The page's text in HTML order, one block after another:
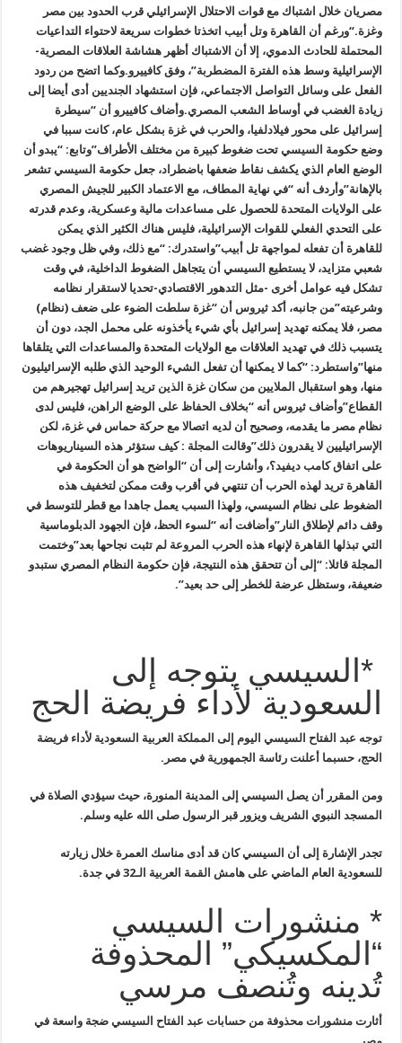
مصريان خلال اشتباك مع قوات الاحتلال الإسرائيلي قرب الحدود بين مصر
وغزة.
“ورغم أن القاهرة وتل أبيب اتخذتا خطوات سريعة لاحتواء التداعيات
المحتملة للحادث الدموي، إلا أن الاشتباك أظهر هشاشة العلاقات المصرية-
الإسرائيلية وسط هذه الفترة المضطربة”، وفق كافييرو.وكما اتضح من ردود
الفعل على وسائل التواصل الاجتماعي، فإن استشهاد الجنديين أدى أيضا إلى
زيادة الغضب في أوساط الشعب المصري.وأضاف كافييرو أن “سيطرة
إسرائيل على محور فيلادلفيا، والحرب في غزة بشكل عام، كانت سببا في
وضع حكومة السيسي تحت ضغوط كبيرة من مختلف الأطراف”وتابع: “يبدو أن
الوضع العام الذي يكشف نقاط ضعفها باضطراد، جعل حكومة السيسي تشعر
بالإهانة”وأردف أنه “في نهاية المطاف، مع الاعتماد الكبير للجيش المصري
على الولايات المتحدة للحصول على مساعدات مالية وعسكرية، وعدم قدرته
على التحدي الفعلي للقوات الإسرائيلية، فليس هناك الكثير الذي يمكن
للقاهرة أن تفعله لمواجهة تل أبيب”واستدرك: “مع ذلك، وفي ظل وجود غضب
شعبي متزايد، لا يستطيع السيسي أن يتجاهل الضغوط الداخلية، في وقت
تشكل فيه عوامل أخرى -مثل التدهور الاقتصادي-تحديا لاستقرار نظامه
وشرعيته”من جانبه، أكد ثيروس أن “غزة سلطت الضوء على ضعف (نظام)
مصر، فلا يمكنه تهديد إسرائيل بأي شيء يأخذونه على محمل الجد، دون أن
يتسبب ذلك في تهديد العلاقات مع الولايات المتحدة والمساعدات التي يتلقاها
منها”واستطرد: “كما لا يمكنها أن تفعل الشيء الوحيد الذي طلبه الإسرائيليون
منها، وهو استقبال الملايين من سكان غزة الذين تريد إسرائيل تهجيرهم من
القطاع”وأضاف ثيروس أنه “بخلاف الحفاظ على الوضع الراهن، فليس لدى
نظام مصر ما يقدمه، وصحيح أن لديه اتصالا مع حركة حماس في غزة، لكن
الإسرائيليين لا يقدرون ذلك”وقالت المجلة : كيف ستؤثر هذه السيناريوهات
على اتفاق كامب ديفيد؟، وأشارت إلى أن “الواضح هو أن الحكومة في
القاهرة تريد لهذه الحرب أن تنتهي في أقرب وقت ممكن لتخفيف هذه
الضغوط على نظام السيسي، ولهذا السبب يعمل جاهدا مع قطر للتوسط في
وقف دائم لإطلاق النار”وأضافت أنه “لسوء الحظ، فإن الجهود الدبلوماسية
التي تبذلها القاهرة لإنهاء هذه الحرب المروعة لم تثبت نجاحها بعد”وختمت
المجلة قائلا: “إلى أن تتحقق هذه النتيجة، فإن حكومة النظام المصري ستبدو
ضعيفة، وستظل عرضة للخطر إلى حد بعيد”.
*السيسي يتوجه إلى
السعودية لأداء فريضة الحج
توجه عبد الفتاح السيسي اليوم إلى المملكة العربية السعودية لأداء فريضة
الحج، حسبما أعلنت رئاسة الجمهورية في مصر .
ومن المقرر أن يصل السيسي إلى المدينة المنورة، حيث سيؤدي الصلاة في
المسجد النبوي الشريف ويزور قبر الرسول صلى الله عليه وسلم.
تجدر الإشارة إلى أن السيسي كان قد أدى مناسك العمرة خلال زيارته
للسعودية العام الماضي على هامش القمة العربية الـ32 في جدة
.
* منشورات السيسي
“المكسيكي” المحذوفة
تُدينه وتُنصف مرسي
أثارت منشورات محذوفة من حسابات عبد الفتاح السيسي ضجة واسعة في